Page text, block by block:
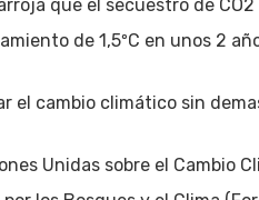
que el secuestro de
de 1,5ºC en unos 2
el cambio climático sin
Unidas sobre el Cambio